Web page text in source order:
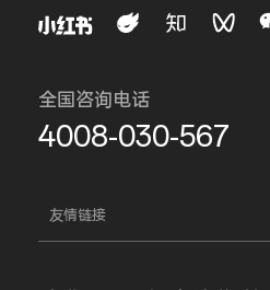
全国咨询电话
4008-030-567
友情链接